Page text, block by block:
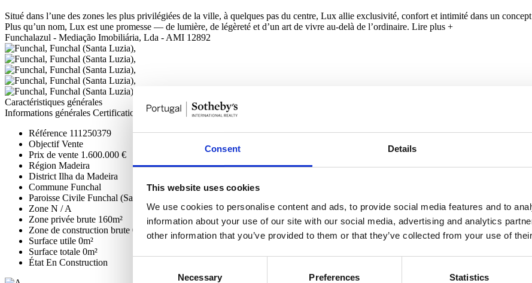
Consent Details
This website uses cookies
We use cookies to personalise content and ads, to provide social media features and to
information about your use of our site with our social media, advertising and analytics
other information that you’ve provided to them or that they’ve collected from your use of
Necessary Preferences Statistics
Situé dans l’une des zones les plus privilégiées de la ville, à quelques pas du centre, Lux allie exclusivité, confort et intimité dans un
Plus qu’un nom, Lux est une promesse — de lumière, de légèreté et d’un art de vivre au-delà de l’ordinaire. Lire plus +
Funchalazul - Mediação Imobiliária, Lda - AMI 12892
Caractéristiques générales
Informations générales Certification
Référence 111250379
Objectif Vente
Prix de vente 1.600.000 €
Région Madeira
District Ilha da Madeira
Commune Funchal
Paroisse Civile Funchal (Santa Luzia)
Zone N / A
Zone privée brute 160m²
Zone de construction brute 0m²
Surface utile 0m²
Surface totale 0m²
État En Construction